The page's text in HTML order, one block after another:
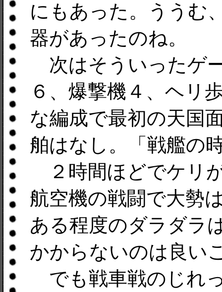
にもあった。ううむ
器があったのね。
次はそういったゲ
６、爆撃機４、ヘリ
な編成で最初の天国
舶はなし。「戦艦の
２時間ほどでケリ
航空機の戦闘で大勢
ある程度のダラダラ
かからないのは良い
でも戦車戦のじれ